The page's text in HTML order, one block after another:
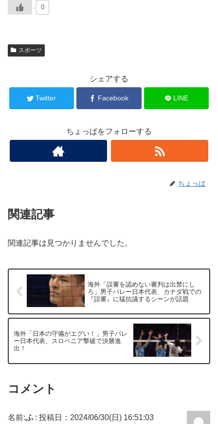
0
スポーツ
シェアする
Twitter Facebook LINE
ちょっぱをフォローする
ちょっぱ
関連記事
関連記事は見つかりませんでした。
海外「誤審を認めない審判は出禁にし
ろ」男子バレー日本代表、カナダ戦での
『誤審』に猛抗議するシーンが話題
海外「日本の守備がエグい！」男子バレ
ー日本代表、スロベニア撃破で決勝進
出！
コメント
名前:ふ : 投稿日：2024/06/30(日) 16:51:03